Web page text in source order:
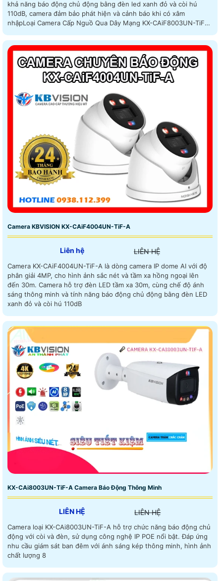
khả năng báo động chủ động bằng đèn led xanh đỏ và còi hú
110dB, camera đảm bảo phát hiện và cảnh báo khi có xâm
nhậpLoại Camera Cấp Nguồ Qua Dây Mạng KX-CAiF8003UN-TiF-
Camera KBVISION KX-CAiF4004UN-TiF-A
Liên hệ LIÊN HỆ
Camera KX-CAiF4004UN-TiF-A là dòng camera IP dome AI với độ
phân giải 4MP, cho hình ảnh sắc nét và tầm xa hồng ngoại lên
đến 30m. Camera hỗ trợ đèn LED tầm xa 30m, cùng chế độ ánh
sáng thông minh và tính năng báo động chủ động bằng đèn LED
xanh đỏ và còi hú 110dB
KX-CAi8003UN-TiF-A Camera Báo Động Thông Minh
LIÊN HỆ LIÊN HỆ
Camera loại KX-CAi8003UN-TiF-A hỗ trợ chức năng báo động chủ
động với còi và đèn, sử dụng công nghệ IP POE nổi bật. Đáp ứng
nhu cầu giám sát ban đêm với ánh sáng kép thông minh, hình ảnh
chất lượng 8